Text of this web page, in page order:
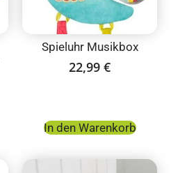
Spieluhr Musikbox
22,99 €
In den Warenkorb